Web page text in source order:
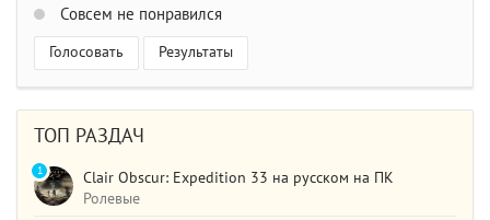
Совсем не понравился
Голосовать Результаты
ТОП РАЗДАЧ
Clair Obscur: Expedition 33 на русском на ПК
Ролевые
1